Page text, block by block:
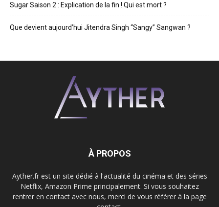
Sugar Saison 2 : Explication de la fin ! Qui est mort ?
Que devient aujourd’hui Jitendra Singh “Sangy” Sangwan ?
À PROPOS
Ayther.fr est un site dédié à l'actualité du cinéma et des séries
Netflix, Amazon Prime principalement. Si vous souhaitez
rentrer en contact avec nous, merci de vous référer à la page